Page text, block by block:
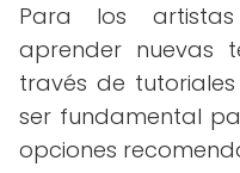
Para los artistas
aprender nuevas
través de
ser fundamental
opciones